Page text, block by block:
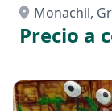
Monachil,
Precio a